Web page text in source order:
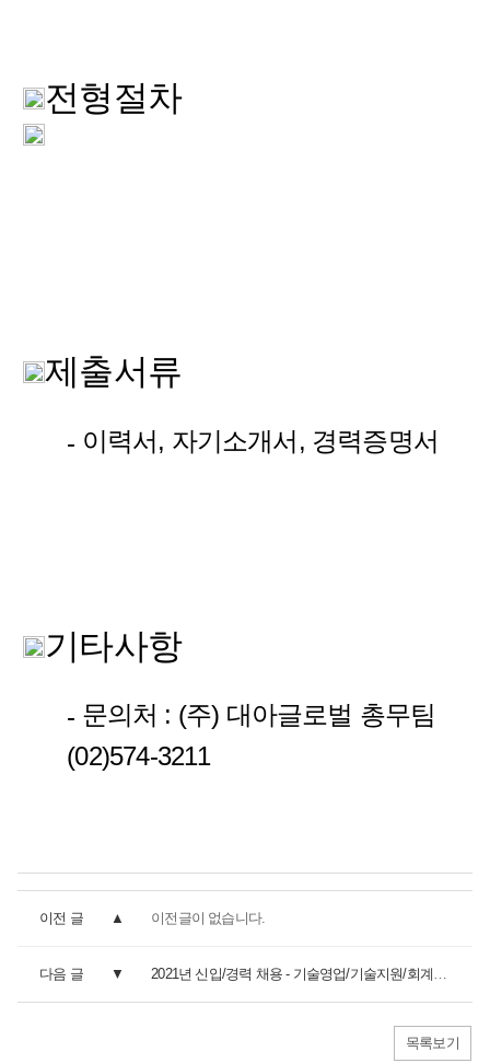
전형절차
제출서류
- 이력서, 자기소개서, 경력증명서
기타사항
- 문의처 : (주) 대아글로벌 총무팀
(02)574-3211
이전 글 이전글이 없습니다.
다음 글 2021년 신입/경력 채용 - 기술영업/기술지원/회계 분야
목록보기